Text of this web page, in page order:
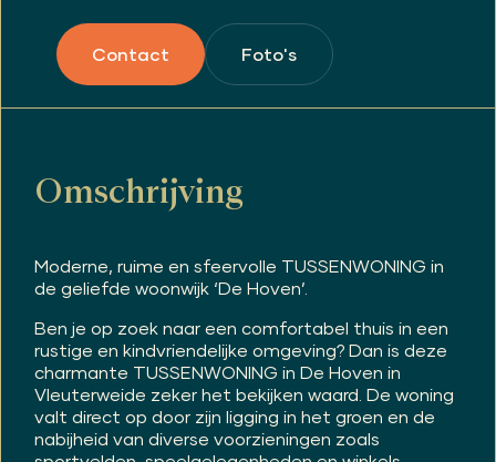
Contact Foto's
Omschrijving
Moderne, ruime en sfeervolle TUSSENWONING in
de geliefde woonwijk ‘De Hoven’.
Ben je op zoek naar een comfortabel thuis in een
rustige en kindvriendelijke omgeving? Dan is deze
charmante TUSSENWONING in De Hoven in
Vleuterweide zeker het bekijken waard. De woning
valt direct op door zijn ligging in het groen en de
nabijheid van diverse voorzieningen zoals